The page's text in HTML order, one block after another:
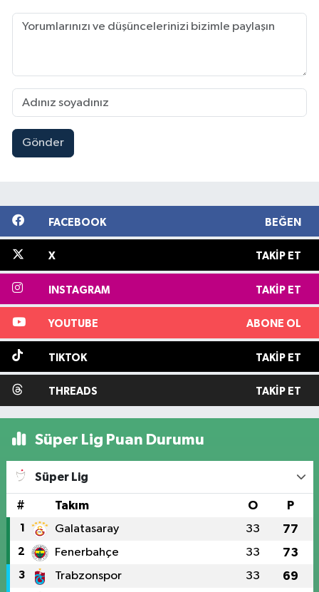
Gönder
FACEBOOK BEĞEN
X TAKIP ET
INSTAGRAM TAKIP ET
YOUTUBE ABONE OL
TIKTOK TAKIP ET
THREADS TAKIP ET
Süper Lig Puan Durumu
Süper Lig
# Takım O P
1 Galatasaray 33 77
2 Fenerbahçe 33 73
3 Trabzonspor 33 69